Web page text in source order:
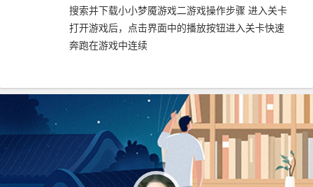
搜索并下载小小梦魇游戏二游戏操作步骤 进入关卡
打开游戏后，点击界面中的播放按钮进入关卡快速
奔跑在游戏中连续